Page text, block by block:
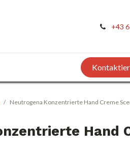
+43
Neutrogena Konzentrierte Hand Creme
Hand